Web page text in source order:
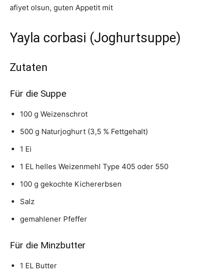
afiyet olsun, guten Appetit mit
Yayla corbasi (Joghurtsuppe)
Zutaten
Für die Suppe
100 g Weizenschrot
500 g Naturjoghurt (3,5 % Fettgehalt)
1 Ei
1 EL helles Weizenmehl Type 405 oder 550
100 g gekochte Kichererbsen
Salz
gemahlener Pfeffer
Für die Minzbutter
1 EL Butter